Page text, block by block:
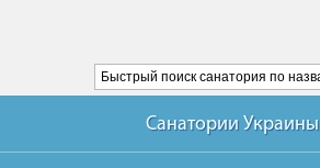
Санатории Украины